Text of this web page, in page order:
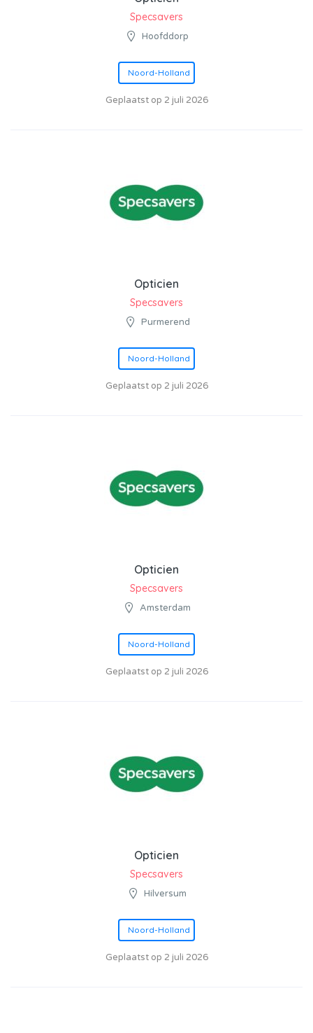
Specsavers
Hoofddorp
Noord-Holland
Geplaatst op 2 juli 2026
Opticien
Specsavers
Purmerend
Noord-Holland
Geplaatst op 2 juli 2026
Opticien
Specsavers
Amsterdam
Noord-Holland
Geplaatst op 2 juli 2026
Opticien
Specsavers
Hilversum
Noord-Holland
Geplaatst op 2 juli 2026